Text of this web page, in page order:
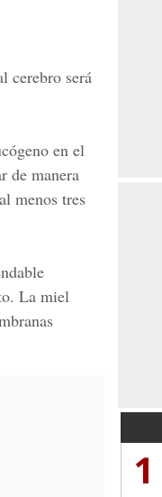
cerebro será
en el
de manera
menos tres
La miel
1